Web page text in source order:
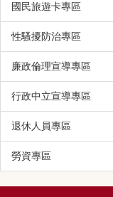
國民旅遊卡專區
性騷擾防治專區
廉政倫理宣導專區
行政中立宣導專區
退休人員專區
勞資專區